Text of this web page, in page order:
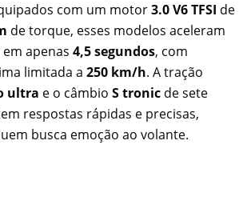
com um motor3.0 V6 TFSI de
de torque, esses modelos aceleram
apenas 4,5 segundos, com
limitada a 250 km/h. A tração
ultra e o câmbio S tronic de sete
respostas rápidas e precisas,
busca emoção ao volante.